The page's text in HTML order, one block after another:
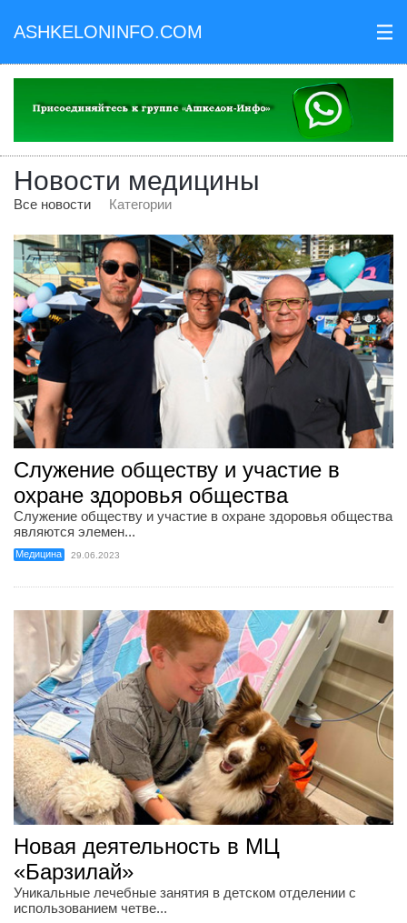
ASHKELONINFO.COM III
Новости медицины
Все новости Категории
Служение обществу и участие в
охране здоровья общества
Служение обществу и участие в охране здоровья общества
являются элемен...
Медицина 29.06.2023
Новая деятельность в МЦ
«Барзилай»
Уникальные лечебные занятия в детском отделении с
использованием четве...